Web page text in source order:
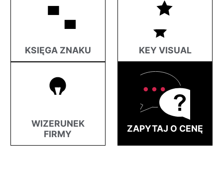
KSIĘGA ZNAKU KEY VISUAL
WIZERUNEK
FIRMY
ZAPYTAJ O CENĘ